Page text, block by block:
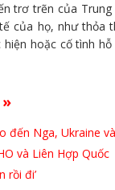
trơ ​​trẽn của
của họ, như thỏa
hoặc cố tình
đến Nga, Ukraine
và Liên Hợp Quốc
rồi đi’